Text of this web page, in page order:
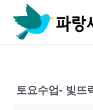
content
토요수업- 빛뜨